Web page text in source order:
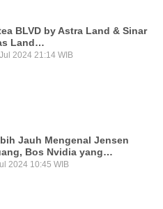
BLVD by Astra Land & Sinar
Land…
2024 21:14 WIB
Jauh Mengenal Jensen
Bos Nvidia yang…
2024 10:45 WIB